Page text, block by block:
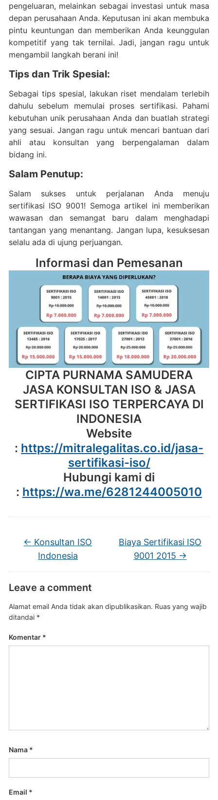
pengeluaran, melainkan sebagai investasi untuk masa
depan perusahaan Anda. Keputusan ini akan membuka
pintu keuntungan dan memberikan Anda keunggulan
kompetitif yang tak ternilai. Jadi, jangan ragu untuk
mengambil langkah berani ini!
Tips dan Trik Spesial:
Sebagai tips spesial, lakukan riset mendalam terlebih
dahulu sebelum memulai proses sertifikasi. Pahami
kebutuhan unik perusahaan Anda dan buatlah strategi
yang sesuai. Jangan ragu untuk mencari bantuan dari
ahli atau konsultan yang berpengalaman dalam
bidang ini.
Salam Penutup:
Salam sukses untuk perjalanan Anda menuju
sertifikasi ISO 9001! Semoga artikel ini memberikan
wawasan dan semangat baru dalam menghadapi
tantangan yang menantang. Jangan lupa, kesuksesan
selalu ada di ujung perjuangan.
Informasi dan Pemesanan
CIPTA PURNAMA SAMUDERA
JASA KONSULTAN ISO & JASA
SERTIFIKASI ISO TERPERCAYA DI
INDONESIA
Website
: https://mitralegalitas.co.id/jasa-
sertifikasi-iso/
Hubungi kami di
: https://wa.me/6281244005010
← Konsultan ISO
Indonesia
Biaya Sertifikasi ISO
9001 2015 →
Leave a comment
Alamat email Anda tidak akan dipublikasikan. Ruas yang wajib
ditandai *
Komentar *
Nama *
Email *